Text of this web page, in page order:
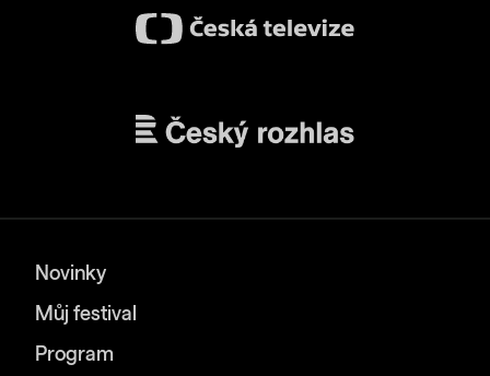
Novinky
Můj festival
Program